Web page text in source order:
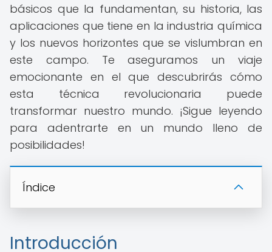
básicos que la fundamentan, su historia, las
aplicaciones que tiene en la industria química
y los nuevos horizontes que se vislumbran en
este campo. Te aseguramos un viaje
emocionante en el que descubrirás cómo
esta técnica revolucionaria puede
transformar nuestro mundo. ¡Sigue leyendo
para adentrarte en un mundo lleno de
posibilidades!
Índice
Introducción